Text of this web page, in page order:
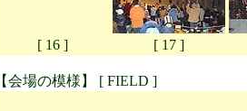
[ 16 ] [ 17 ]
【会場の模様】 [ FIELD ]